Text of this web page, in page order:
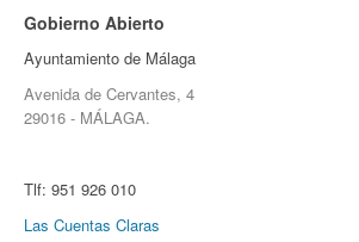
Gobierno Abierto
Ayuntamiento de Málaga
Avenida de Cervantes, 4
29016 - MÁLAGA.
Tlf: 951 926 010
Las Cuentas Claras